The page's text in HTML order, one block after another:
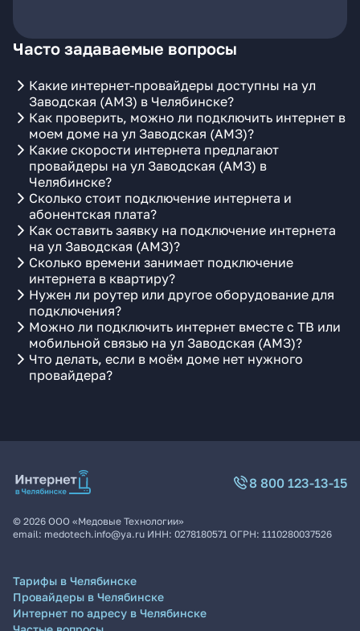
Часто задаваемые вопросы
Какие интернет-провайдеры доступны на ул
Заводская (АМЗ) в Челябинске?
Как проверить, можно ли подключить интернет в
моем доме на ул Заводская (АМЗ)?
Какие скорости интернета предлагают
провайдеры на ул Заводская (АМЗ) в
Челябинске?
Сколько стоит подключение интернета и
абонентская плата?
Как оставить заявку на подключение интернета
на ул Заводская (АМЗ)?
Сколько времени занимает подключение
интернета в квартиру?
Нужен ли роутер или другое оборудование для
подключения?
Можно ли подключить интернет вместе с ТВ или
мобильной связью на ул Заводская (АМЗ)?
Что делать, если в моём доме нет нужного
провайдера?
8 800 123-13-15
© 2026 ООО «Медовые Технологии»
email: medotech.info@ya.ru ИНН: 0278180571 ОГРН: 1110280037526
Тарифы в Челябинске
Провайдеры в Челябинске
Интернет по адресу в Челябинске